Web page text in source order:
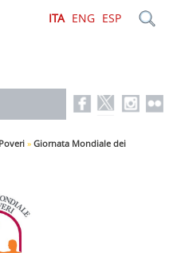
ITA ENG ESP
» Giornata Mondiale dei